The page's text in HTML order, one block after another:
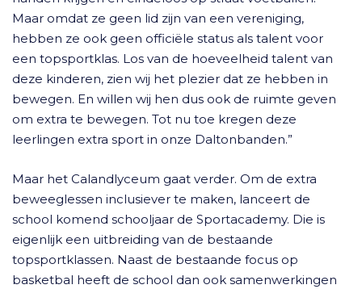
Maar omdat ze geen lid zijn van een vereniging,
hebben ze ook geen officiële status als talent voor
een topsportklas. Los van de hoeveelheid talent van
deze kinderen, zien wij het plezier dat ze hebben in
bewegen. En willen wij hen dus ook de ruimte geven
om extra te bewegen. Tot nu toe kregen deze
leerlingen extra sport in onze Daltonbanden.”
Maar het Calandlyceum gaat verder. Om de extra
beweeglessen inclusiever te maken, lanceert de
school komend schooljaar de Sportacademy. Die is
eigenlijk een uitbreiding van de bestaande
topsportklassen. Naast de bestaande focus op
basketbal heeft de school dan ook samenwerkingen